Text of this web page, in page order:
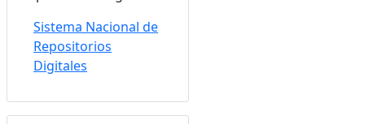
Sistema Nacional de
Repositorios
Digitales